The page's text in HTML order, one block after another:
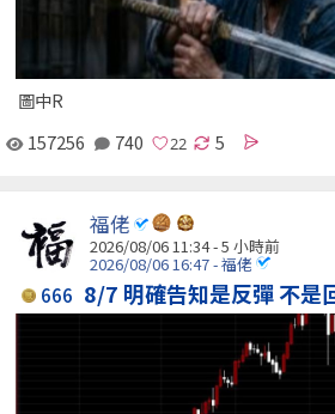
圖中R
157256
740 5
福佬
2026/08/06 11:34 -5 小時前
2026/08/06 16:47 - 福佬
666 8/7 明確告知是反彈 不是